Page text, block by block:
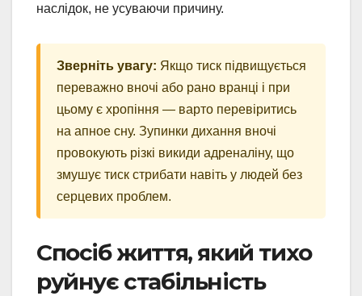
наслідок, не усуваючи причину.
Зверніть увагу: Якщо тиск підвищується
переважно вночі або рано вранці і при
цьому є хропіння — варто перевіритись
на апное сну. Зупинки дихання вночі
провокують різкі викиди адреналіну, що
змушує тиск стрибати навіть у людей без
серцевих проблем.
Спосіб життя, який тихо
руйнує стабільність